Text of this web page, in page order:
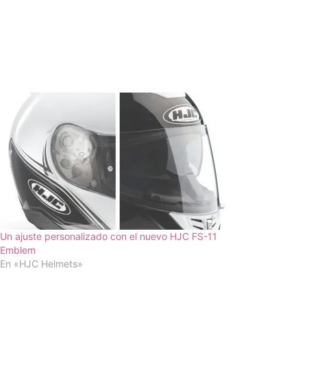
Un ajuste personalizado con el nuevo HJC FS-11
Emblem
En «HJC Helmets»